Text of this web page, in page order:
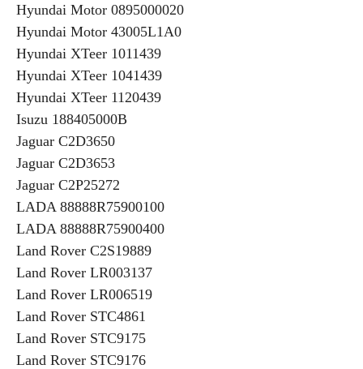
Hyundai Motor 0895000020
Hyundai Motor 43005L1A0
Hyundai XTeer 1011439
Hyundai XTeer 1041439
Hyundai XTeer 1120439
Isuzu 188405000B
Jaguar C2D3650
Jaguar C2D3653
Jaguar C2P25272
LADA 88888R75900100
LADA 88888R75900400
Land Rover C2S19889
Land Rover LR003137
Land Rover LR006519
Land Rover STC4861
Land Rover STC9175
Land Rover STC9176